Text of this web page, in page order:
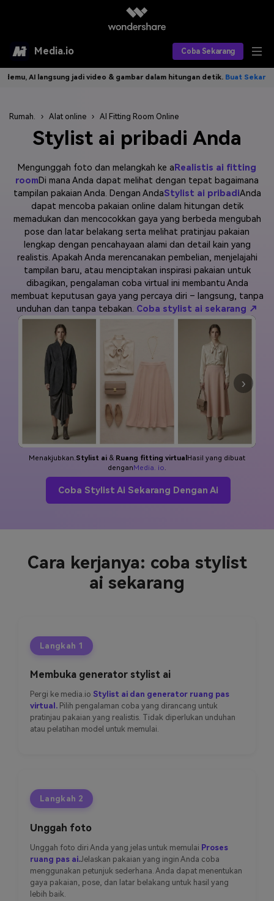
Media.io Coba Sekarang
Alat AI
AI Video
AI Gambar
AI Audio
Model AI yang Didukung
Asisten Video AI
Editor Video AI
Editor Gambar AI
Editor Audio AI
Find More Solutions >>
Efek AI
Efek Video
Efek Foto
Sumber Daya
Panduan Pengguna Apa yang Baru
FAQs Hubungi Kami
Tips & Tutorial AI
Postingan Terbaru
Jelajahi Lebih Banyak >>
Harga
Veo3 TOP
langsung jadi video & gambar dalam hitungan detik.Buat Sekarang>>
Rumah. › Alat online › AI Fitting Room Online
Stylist ai pribadi Anda
Mengunggah foto dan melangkah ke a Realistis ai fitting
roomDi mana Anda dapat melihat dengan tepat bagaimana
tampilan pakaian Anda. Dengan AndaStylist ai pribadiAnda
dapat mencoba pakaian online dalam hitungan detik
memadukan dan mencocokkan gaya yang berbeda mengubah
pose dan latar belakang serta melihat pratinjau pakaian
lengkap dengan pencahayaan alami dan detail kain yang
realistis. Apakah Anda merencanakan pembelian, menjelajahi
tampilan baru, atau menciptakan inspirasi pakaian untuk
dibagikan, pengalaman coba virtual ini membantu Anda
membuat keputusan gaya yang percaya diri – langsung, tanpa
unduhan dan tanpa tebakan. Coba stylist ai sekarang ↗
›
Menakjubkan.Stylist ai & Ruang fitting virtual Hasil yang dibuat
denganMedia. io.
Coba Stylist Ai Sekarang Dengan Ai
Cara kerjanya: coba stylist
ai sekarang
Langkah 1
Membuka generator stylist ai
Pergi ke media.io Stylist ai dan generator ruang pas
virtual. Pilih pengalaman coba yang dirancang untuk
pratinjau pakaian yang realistis. Tidak diperlukan unduhan
atau pelatihan model untuk memulai.
Langkah 2
Unggah foto
Unggah foto diri Anda yang jelas untuk memulai Proses
ruang pas ai.Jelaskan pakaian yang ingin Anda coba
menggunakan petunjuk sederhana. Anda dapat menentukan
gaya pakaian, pose, dan latar belakang untuk hasil yang
lebih baik.